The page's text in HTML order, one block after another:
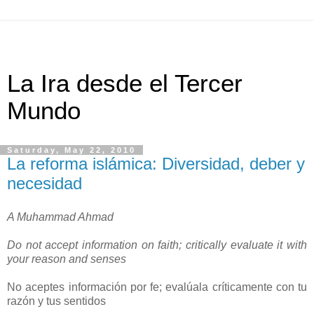
La Ira desde el Tercer
Mundo
Saturday, May 22, 2010
La reforma islámica: Diversidad, deber y
necesidad
A Muhammad Ahmad
Do not accept information on faith; critically evaluate it with
your reason and senses
No aceptes información por fe; evalúala críticamente con tu
razón y tus sentidos